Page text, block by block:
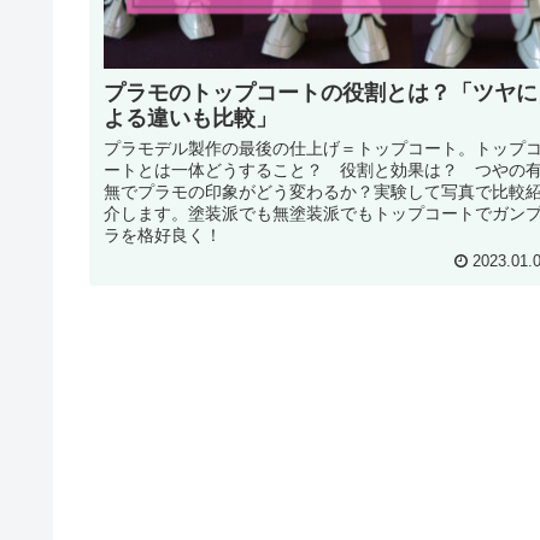
プラモのトップコートの役割とは？「ツヤに
よる違いも比較」
プラモデル製作の最後の仕上げ＝トップコート。トップコ
ートとは一体どうすること？ 役割と効果は？ つやの
無でプラモの印象がどう変わるか？実験して写真で比較紹
介します。塗装派でも無塗装派でもトップコートでガン
ラを格好良く！